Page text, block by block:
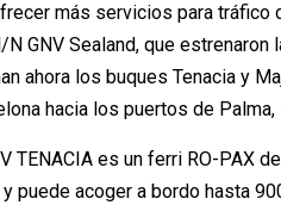
más servicios para
N GNV Sealand, que
ahora los buques Tenacia y
hacia los puertos de Palma,
TENACIA es un ferri RO-PAX
puede acoger a bordo hasta